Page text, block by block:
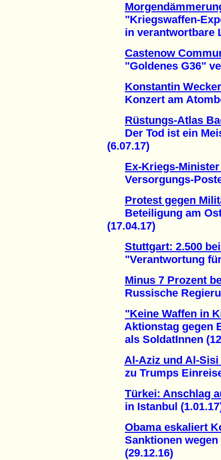
"Kriegswaffen-
in verantwortbare
Castenow
"Goldenes G36"
Konstantin
Konzert am
Rüstungs-Atlas
Der Tod ist ein
(6.07.17)
Ex-Kriegs-
Versorgungs-
Protest gegen
Beteiligung am
(17.04.17)
Stuttgart: 2.500
"Verantwortung für
Minus 7 Prozent
Russische
"Keine Waffen in
Aktionstag gegen
als SoldatInnen
Al-Aziz und Al-
zu Trumps
Türkei: Anschlag
in Istanbul
Obama eskaliert
Sanktionen wegen
(29.12.16)